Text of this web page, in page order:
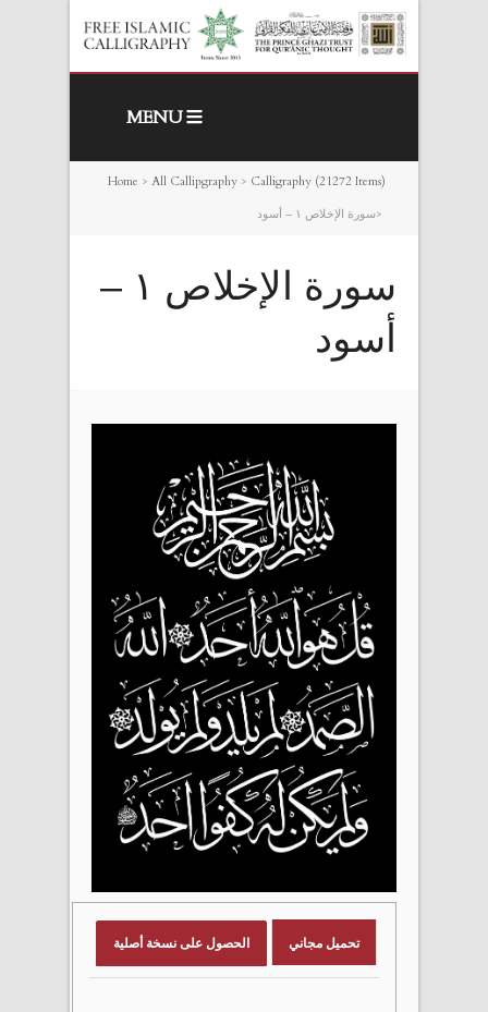
MENU
Home > All Callipgraphy > Calligraphy (21272 Items)
>
‎سورة الإخلاص ١ –
أسود
تحميل مجاني الحصول على نسخة أصلية